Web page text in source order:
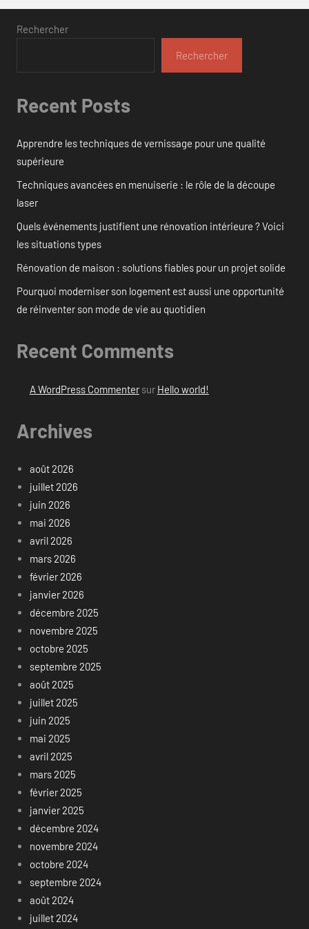
Rechercher
Rechercher
Recent Posts
Apprendre les techniques de vernissage pour une qualité
supérieure
Techniques avancées en menuiserie : le rôle de la découpe
laser
Quels événements justifient une rénovation intérieure ? Voici
les situations types
Rénovation de maison : solutions fiables pour un projet solide
Pourquoi moderniser son logement est aussi une opportunité
de réinventer son mode de vie au quotidien
Recent Comments
A WordPress Commentersur Hello world!
Archives
août 2026
juillet 2026
juin 2026
mai 2026
avril 2026
mars 2026
février 2026
janvier 2026
décembre 2025
novembre 2025
octobre 2025
septembre 2025
août 2025
juillet 2025
juin 2025
mai 2025
avril 2025
mars 2025
février 2025
janvier 2025
décembre 2024
novembre 2024
octobre 2024
septembre 2024
août 2024
juillet 2024